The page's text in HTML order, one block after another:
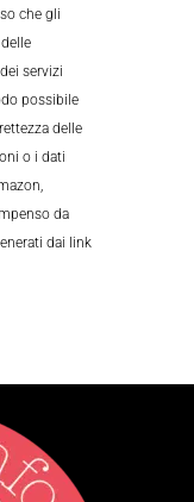
che gli
servizi
possibile
delle
o i dati
da
dai link